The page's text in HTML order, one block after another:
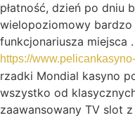
płatność, dzień po dniu
wielopoziomowy
funkcjonariusza miejsca
https://
rzadki Mondial kasyno
wszystko od
zaawansowany TV slot